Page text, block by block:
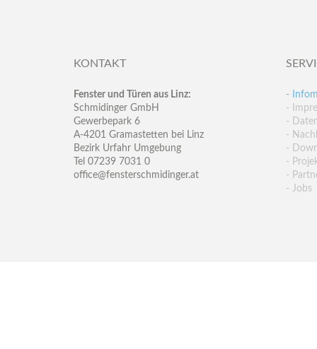
KONTAKT
Fenster und Türen aus Linz:
Schmidinger GmbH
Gewerbepark 6
A-4201 Gramastetten bei Linz
Bezirk Urfahr Umgebung
Tel 07239 7031 0
office@fensterschmidinger.at
-
-
-
-
-
-
-
- Jobs